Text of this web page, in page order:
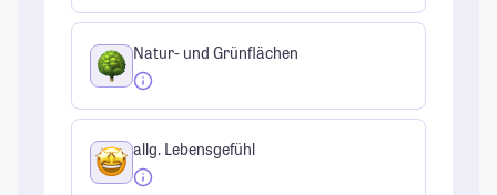
Natur- und Grünflächen
allg. Lebensgefühl